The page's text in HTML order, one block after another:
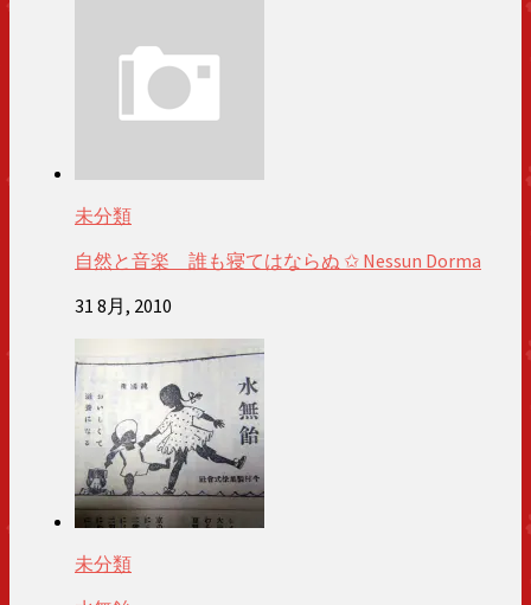
未分類
自然と音楽 誰も寝てはならぬ ✩ Nessun Dorma
31 8月, 2010
未分類